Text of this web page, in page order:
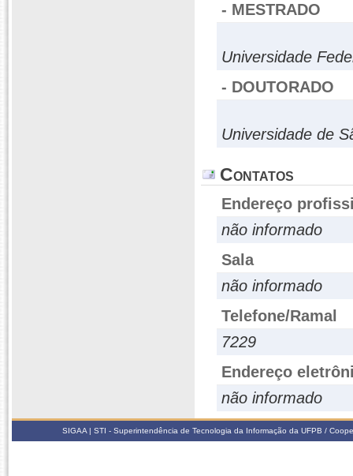
- MESTRADO
Universidade
- DOUTORADO
Universidade de
Contatos
Endereço
não informado
Sala
não informado
Telefone/Ramal
7229
Endereço
não informado
SIGAA | STI - Superintendência de Tecnologia da Informação da UFPB /